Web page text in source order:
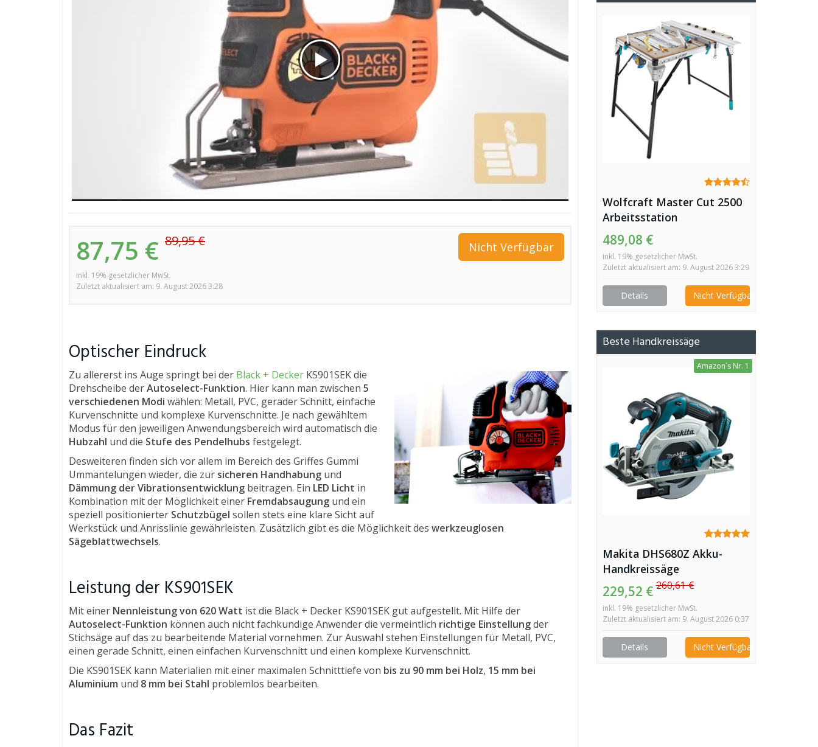
87,75 € 89,95 €
inkl. 19% gesetzlicher MwSt.
Zuletzt aktualisiert am: 9. August 2026 3:28
Nicht Verfügbar
Optischer Eindruck
Zu allererst ins Auge springt bei der Black + Decker KS901SEK die
Drehscheibe derAutoselect-Funktion. Hier kann man zwischen 5
verschiedenen Modi wählen: Metall, PVC, gerader Schnitt, einfache
Kurvenschnitte und komplexe Kurvenschnitte. Je nach gewähltem
Modus für den jeweiligen Anwendungsbereich wird automatisch die
Hubzahl und die Stufe des Pendelhubs festgelegt.
Desweiteren finden sich vor allem im Bereich des Griffes Gummi
Ummantelungen wieder, die zur sicheren Handhabung und
Dämmung der Vibrationsentwicklung beitragen. Ein LED Licht in
Kombination mit der Möglichkeit einer Fremdabsaugung und ein
speziell positionierter Schutzbügel sollen stets eine klare Sicht auf
Werkstück und Anrisslinie gewährleisten. Zusätzlich gibt es die Möglichkeit des werkzeuglosen
Sägeblattwechsels.
Leistung der KS901SEK
Mit einer Nennleistung von 620 Watt ist die Black + Decker KS901SEK gut aufgestellt. Mit Hilfe der
Autoselect-Funktion können auch nicht fachkundige Anwender die vermeintlich richtige Einstellungder
Stichsäge auf das zu bearbeitende Material vornehmen. Zur Auswahl stehen Einstellungen für Metall, PVC,
einen gerade Schnitt, einen einfachen Kurvenschnitt und einen komplexe Kurvenschnitt.
Die KS901SEK kann Materialien mit einer maximalen Schnitttiefe von bis zu 90 mm bei Holz, 15 mm bei
Aluminium und 8 mm bei Stahl problemlos bearbeiten.
Das Fazit
Wolfcraft Master Cut 2500
Arbeitsstation
489,08 €
inkl. 19% gesetzlicher MwSt.
Zuletzt aktualisiert am: 9. August 2026 3:29
Details Nicht Verfügbar
Beste Handkreissäge
Amazon´s Nr. 1
Makita DHS680Z Akku-
Handkreissäge
229,52 €260,61 €
inkl. 19% gesetzlicher MwSt.
Zuletzt aktualisiert am: 9. August 2026 0:37
Details Nicht Verfügbar